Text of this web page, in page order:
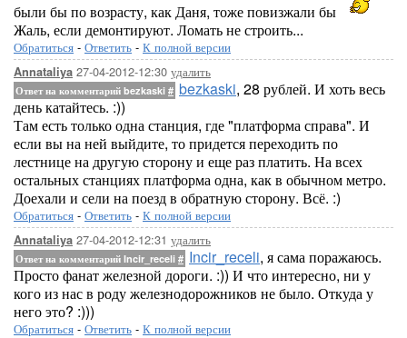
были бы по возрасту, как Даня, тоже повизжали бы
Жаль, если демонтируют. Ломать не строить...
Обратиться - Ответить - К полной версии
Annataliya 27-04-2012-12:30 удалить
Ответ на комментарий bezkaski # bezkaski, 28 рублей. И хоть весь
день катайтесь. :))
Там есть только одна станция, где "платформа справа". И
если вы на ней выйдите, то придется переходить по
лестнице на другую сторону и еще раз платить. На всех
остальных станциях платформа одна, как в обычном метро.
Доехали и сели на поезд в обратную сторону. Всё. :)
Обратиться - Ответить - К полной версии
Annataliya 27-04-2012-12:31 удалить
Ответ на комментарий Incir_receli # Incir_receli, я сама поражаюсь.
Просто фанат железной дороги. :)) И что интересно, ни у
кого из нас в роду железнодорожников не было. Откуда у
него это? :)))
Обратиться - Ответить - К полной версии